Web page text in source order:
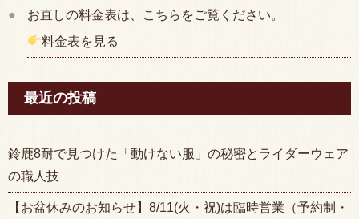
お直しの料金表は、こちらをご覧ください。
料金表を見る
最近の投稿
鈴鹿8耐で見つけた「動けない服」の秘密とライダーウェア
の職人技
【お盆休みのお知らせ】8/11(火・祝)は臨時営業（予約制・